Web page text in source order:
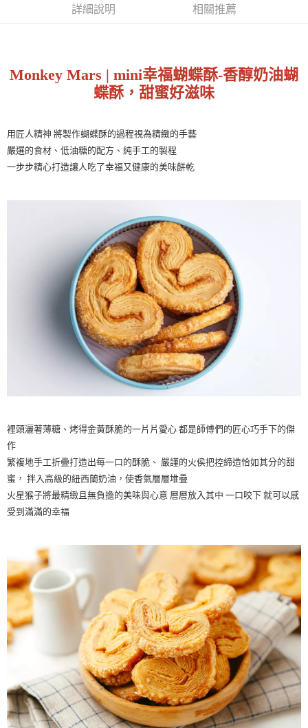
2.付款方式選擇「大哥付你分期」，訂單成立後會自動跳轉到大哥付的交易
消。如遇「轉專審核」未通過狀況，表示未達大哥付你分期系統評分，恕無
法說明評估內容。
2.透過簡訊連結打開帳單後，可選擇「超商條碼／台灣大直營門市／銀行轉
帳／街口支付／iPASS MONEY」等通路繳費。
【注意事項】
2.基於同意付款使用「大哥付你分期」之契約關係目的，商店將以您的個人
資料（包含姓名、電話或地址）提供予台灣大哥大進項蒐集、處理及利用，
由本公司與您本人進行分期帳單所需資料之確認、核對及更正。
3.完整用戶服務條款，請詳閱以下連結：https://oppay.tw/userRule
１．簡單：不需註冊會員、不需綁卡、不需儲值。
２．便利：只要手機號碼，簡訊認證，即可結帳。
３．安心：先確認商品／服務後，再付款。
１．於結帳方式選擇「AFTEE先享後付」後，將跳轉至「AFTEE先享後付」
結帳頁面，進行簡訊認證並確認金額後，即可完成結帳。
２．訂單成立數日內，您將收到繳費通知簡訊。
３．收到繳費通知簡訊後14天內，點擊此簡訊中的連結，可透過四大超商／
※ 交易是否成功請以「AFTEE先享後付 」之結帳頁面顯示為準，若有關於
是否繳費成功／繳費後需取消欲退款等相關疑問，請聯繫「AFTEE先享後付
https://netprotections.freshdesk.com/support/home
１．透過由恩沛科技股份有限公司提供之「AFTEE先享後付」服務完成之交
易，需依本服務之必要範圍內提供個人資料，並將交易相關給付款項請求債
權轉讓予恩沛科技股份有限公司。
２．關於個人資料處理事宜，請瀏覽以下網址：
https://aftee.tw/terms/#terms3
３．未成年的使用者請事先徵得法定代理人或監護人之同意方可使用
「AFTEE先享後付」，若未經同意申辦者引起之損失，本公司不負相關責
４．使用「AFTEE先享後付」時，將依據個別帳號之用戶狀況，依本公司即
５．嚴禁一人註冊多個帳號或使用他人資訊註冊。若發現惡意使用之情形，
運送方式
詳細說明 相關推薦
Monkey Mars | mini幸福蝴蝶酥-香醇奶油蝴
蝶酥，甜蜜好滋味
用匠人精神 將製作蝴蝶酥的過程視為精緻的手藝
嚴選的食材、低油糖的配方、純手工的製程
一步步精心打造讓人吃了幸福又健康的美味餅乾
裡頭灑著薄糖、烤得金黃酥脆的一片片愛心 都是師傅們的匠心巧手下的傑
作
繁複地手工折疊打造出每一口的酥脆、 嚴謹的火侯把控締造恰如其分的甜
蜜， 拌入高級的紐西蘭奶油，使香氣層層堆疊
火星猴子將最精緻且無負擔的美味與心意 層層放入其中 一口咬下 就可以感
受到滿滿的幸福